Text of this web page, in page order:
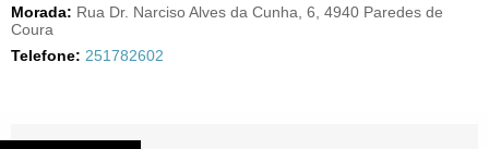
Morada: Rua Dr. Narciso Alves da Cunha, 6, 4940 Paredes de
Coura
Telefone: 251782602